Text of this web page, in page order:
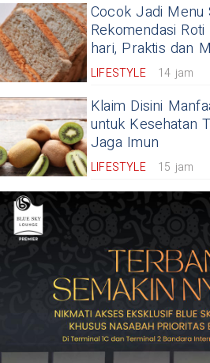
Cocok Jadi Menu
Rekomendasi
hari, Praktis dan
LIFESTYLE 14 jam
Klaim Disini
untuk Kesehatan
Jaga Imun
LIFESTYLE 15 jam